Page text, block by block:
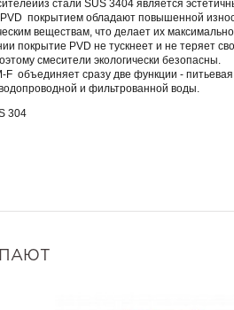
стали SUS 3404 является
покрытием обладают повышенной
веществам, что делает их
покрытие PVD не тускнеет и не теряет
смесители экологически безопасны.
объединяет сразу две функции -
и фильтрованной воды.
304